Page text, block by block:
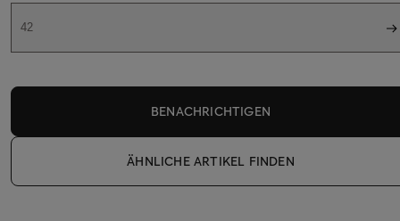
42
BENACHRICHTIGEN
ÄHNLICHE ARTIKEL FINDEN